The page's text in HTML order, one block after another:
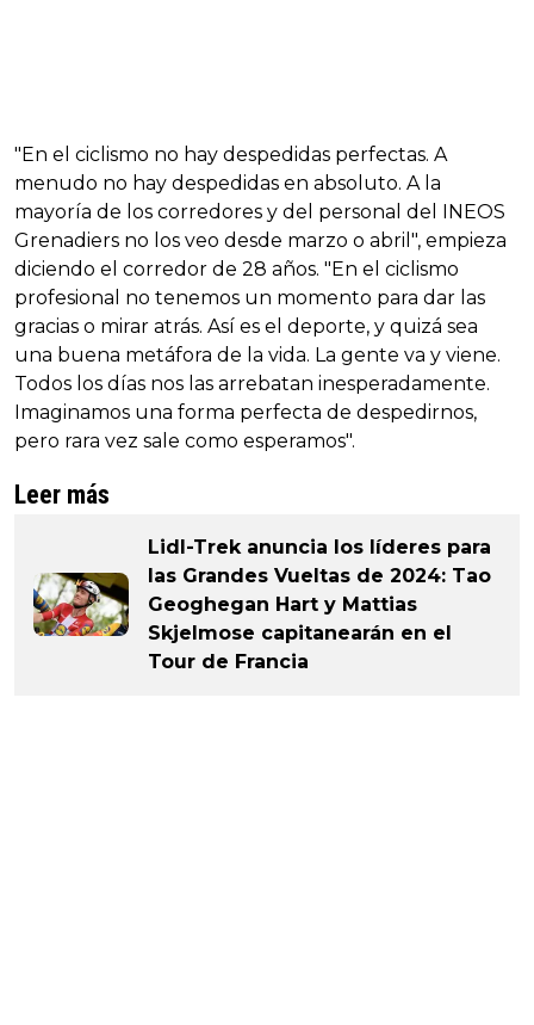
"En el ciclismo no hay despedidas perfectas. A
menudo no hay despedidas en absoluto. A la
mayoría de los corredores y del personal del INEOS
Grenadiers no los veo desde marzo o abril", empieza
diciendo el corredor de 28 años. "En el ciclismo
profesional no tenemos un momento para dar las
gracias o mirar atrás. Así es el deporte, y quizá sea
una buena metáfora de la vida. La gente va y viene.
Todos los días nos las arrebatan inesperadamente.
Imaginamos una forma perfecta de despedirnos,
pero rara vez sale como esperamos".
Leer más
Lidl-Trek anuncia los líderes para
las Grandes Vueltas de 2024: Tao
Geoghegan Hart y Mattias
Skjelmose capitanearán en el
Tour de Francia